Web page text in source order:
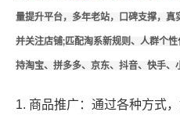
量提升平台，多年老站，口碑支撑，
并关注店铺;匹配淘系新规则、人群个
持淘宝、拼多多、京东、抖音、快手、
1. 商品推广：通过各种方式